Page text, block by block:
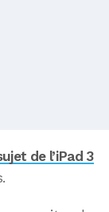
de l’iPad 3